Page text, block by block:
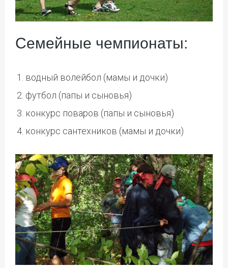
Семейные чемпионаты:
водный волейбол (мамы и дочки)
футбол (папы и сыновья)
конкурс поваров (папы и сыновья)
конкурс сантехников (мамы и дочки)